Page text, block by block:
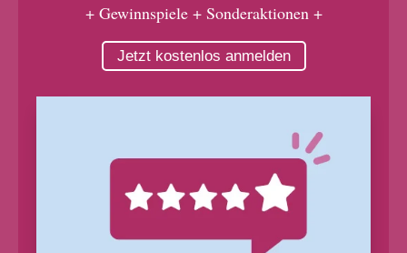
+ Gewinnspiele + Sonderaktionen +
Jetzt kostenlos anmelden